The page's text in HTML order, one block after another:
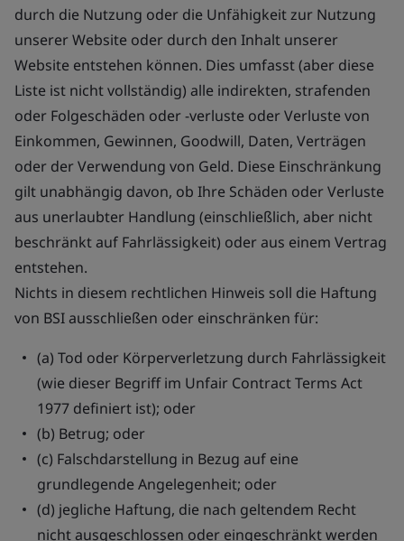
durch die Nutzung oder die Unfähigkeit zur Nutzung
unserer Website oder durch den Inhalt unserer
Website entstehen können. Dies umfasst (aber diese
Liste ist nicht vollständig) alle indirekten, strafenden
oder Folgeschäden oder -verluste oder Verluste von
Einkommen, Gewinnen, Goodwill, Daten, Verträgen
oder der Verwendung von Geld. Diese Einschränkung
gilt unabhängig davon, ob Ihre Schäden oder Verluste
aus unerlaubter Handlung (einschließlich, aber nicht
beschränkt auf Fahrlässigkeit) oder aus einem Vertrag
entstehen.
Nichts in diesem rechtlichen Hinweis soll die Haftung
von BSI ausschließen oder einschränken für:
(a) Tod oder Körperverletzung durch Fahrlässigkeit
(wie dieser Begriff im Unfair Contract Terms Act
1977 definiert ist); oder
(b) Betrug; oder
(c) Falschdarstellung in Bezug auf eine
grundlegende Angelegenheit; oder
(d) jegliche Haftung, die nach geltendem Recht
nicht ausgeschlossen oder eingeschränkt werden